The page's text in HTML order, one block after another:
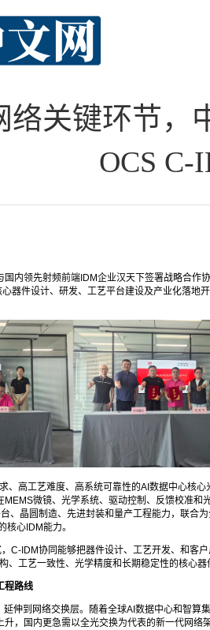
络关键环节，
OCS C-
内领先射频前端IDM企业汉天下签署战略合作
器件设计、研发、工艺平台建设及产业化落地
、高工艺难度、高系统可靠性的AI数据中心核
微镜、光学系统、驱动控制、反馈校准和
、晶圆制造、先进封装和量产工程能力，联合
核心IDM能力。
C-IDM协同能够把器件设计、工艺开发、和客
、工艺一致性、光学精度和长期稳定性的核心器
程路线
伸到网络交换层。随着全球AI数据中心和智算
，国内更急需以全光交换为代表的新一代网络